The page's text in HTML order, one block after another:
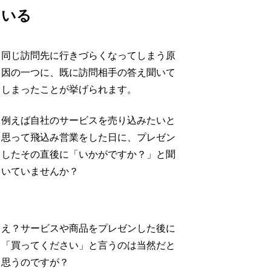
いる
同じ訪問先に行きづらくなってしまう原
因の一つに、既に訪問相手の答え聞いて
しまったことが挙げられます。
例えば自社のサービスを売り込みたいと
思って飛込み営業をした日に、プレゼン
したその直後に「いかがですか？」と聞
いていませんか？
え？サービスや商品をプレゼンした後に
「買ってください」と言うのは当然だと
思うのですが？